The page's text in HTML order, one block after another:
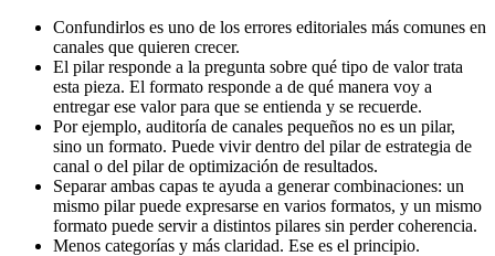
Confundirlos es uno de los errores editoriales más comunes en
canales que quieren crecer.
El pilar responde a la pregunta sobre qué tipo de valor trata
esta pieza. El formato responde a de qué manera voy a
entregar ese valor para que se entienda y se recuerde.
Por ejemplo, auditoría de canales pequeños no es un pilar,
sino un formato. Puede vivir dentro del pilar de estrategia de
canal o del pilar de optimización de resultados.
Separar ambas capas te ayuda a generar combinaciones: un
mismo pilar puede expresarse en varios formatos, y un mismo
formato puede servir a distintos pilares sin perder coherencia.
Menos categorías y más claridad. Ese es el principio.